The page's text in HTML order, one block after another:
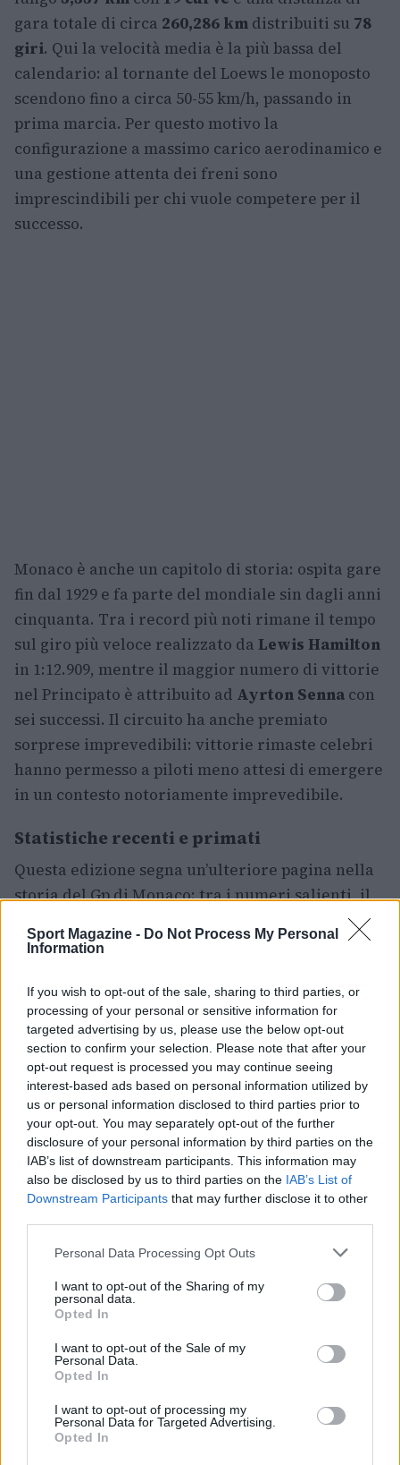
Sport Magazine - Do Not Process My Personal
Information
If you wish to opt-out of the sale, sharing to third parties, or
processing of your personal or sensitive information for
targeted advertising by us, please use the below opt-out
section to confirm your selection. Please note that after your
opt-out request is processed you may continue seeing
interest-based ads based on personal information utilized by
us or personal information disclosed to third parties prior to
your opt-out. You may separately opt-out of the further
disclosure of your personal information by third parties on the
IAB’s list of downstream participants. This information may
also be disclosed by us to third parties on the IAB’s List of
Downstream Participants that may further disclose it to other
Please note that this website/app uses one or more Google
not limited to your visit or usage behaviour. You may click to
grant or deny consent to Google and its third-party tags to
use your data for below specified purposes in below Google
consent section.
Personal Data Processing Opt Outs
I want to opt-out of the Sharing of my
personal data.
Opted In
I want to opt-out of the Sale of my
Personal Data.
Opted In
I want to opt-out of processing my
Personal Data for Targeted Advertising.
Opted In
gara totale di circa 260,286 km distribuiti su 78
giri. Qui la velocità media è la più bassa del
calendario: al tornante del Loews le monoposto
scendono fino a circa 50-55 km/h, passando in
prima marcia. Per questo motivo la
configurazione a massimo carico aerodinamico e
una gestione attenta dei freni sono
imprescindibili per chi vuole competere per il
successo.
Monaco è anche un capitolo di storia: ospita gare
fin dal 1929 e fa parte del mondiale sin dagli anni
cinquanta. Tra i record più noti rimane il tempo
sul giro più veloce realizzato da Lewis Hamilton
in 1:12.909, mentre il maggior numero di vittorie
nel Principato è attribuito ad Ayrton Senna con
sei successi. Il circuito ha anche premiato
sorprese imprevedibili: vittorie rimaste celebri
hanno permesso a piloti meno attesi di emergere
in un contesto notoriamente imprevedibile.
Statistiche recenti e primati
Questa edizione segna un’ulteriore pagina nella
storia del Gp di Monaco: tra i numeri salienti, il
primato di pole più giovane è stato recentemente
infranto e si registrano confronti diretti tra
termini di successi complessivi sul circuito. Le
cifre dimostrano come il Principato resti un
banco di prova unico per piloti e team.
Con la griglia definita dalle qualifiche e la
strategia gomme pronta, il weekend monegasco
promette emozioni, sorprese e momenti decisivi
per la stagione: al via, la capacità di non
sbagliare sarà spesso più importante della pura
velocità massima.
AUTORE
Andrea Conforti
casual e naturale, è un analista tattico che
trasforma dati e clip in racconti social. Ricorda
Stadio Olimpico Grande Torino: da
quell'appunto nacque la sua linea editoriale,
che propugna spiegazioni visive per il tifoso